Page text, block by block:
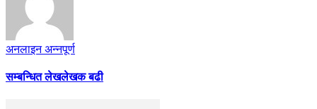
अनलाइन अन्नपूर्ण
सम्बन्धित लेखलेखक बढी